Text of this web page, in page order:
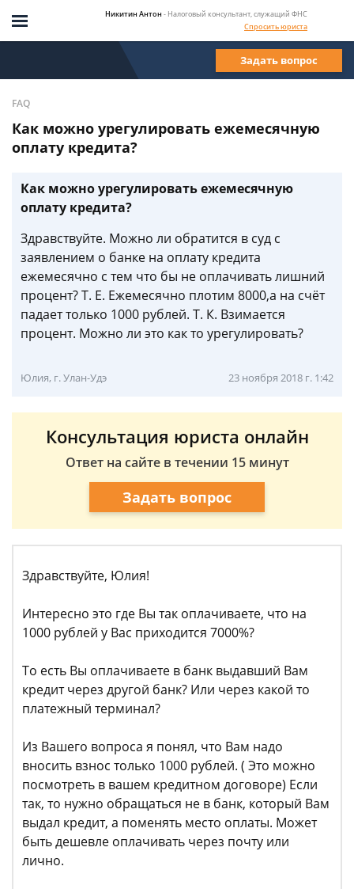
Никитин Антон - Налоговый консультант, служащий ФНС
Спросить юриста
Задать вопрос
FAQ
Как можно урегулировать ежемесячную
оплату кредита?
Как можно урегулировать ежемесячную
оплату кредита?
Здравствуйте. Можно ли обратится в суд с
заявлением о банке на оплату кредита
ежемесячно с тем что бы не оплачивать лишний
процент? Т. Е. Ежемесячно плотим 8000,а на счёт
падает только 1000 рублей. Т. К. Взимается
процент. Можно ли это как то урегулировать?
Юлия, г. Улан-Удэ 23 ноября 2018 г. 1:42
Консультация юриста онлайн
Ответ на сайте в течении 15 минут
Задать вопрос
Здравствуйте, Юлия!
Интересно это где Вы так оплачиваете, что на
1000 рублей у Вас приходится 7000%?
То есть Вы оплачиваете в банк выдавший Вам
кредит через другой банк? Или через какой то
платежный терминал?
Из Вашего вопроса я понял, что Вам надо
вносить взнос только 1000 рублей. ( Это можно
посмотреть в вашем кредитном договоре) Если
так, то нужно обращаться не в банк, который Вам
выдал кредит, а поменять место оплаты. Может
быть дешевле оплачивать через почту или
лично.